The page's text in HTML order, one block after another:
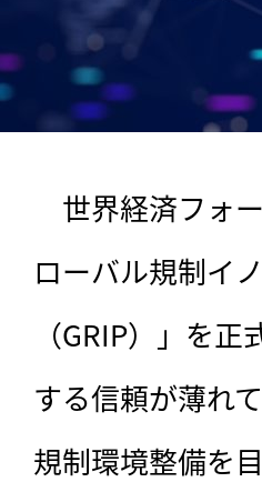
世界経済フォ
ローバル規制イ
（GRIP）」を
する信頼が薄れ
規制環境整備を目